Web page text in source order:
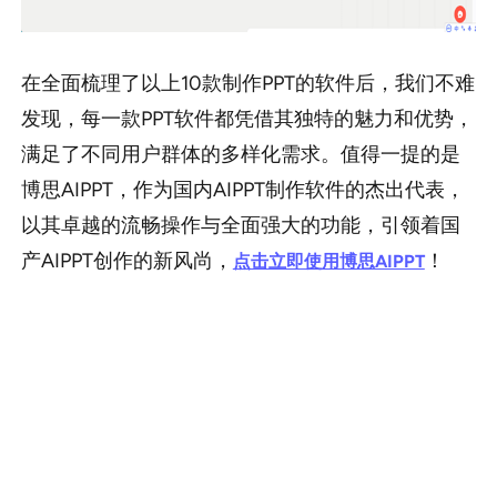
在全面梳理了以上10款制作PPT的软件后，我们不难
发现，每一款PPT软件都凭借其独特的魅力和优势，
满足了不同用户群体的多样化需求。值得一提的是
博思AIPPT，作为国内AIPPT制作软件的杰出代表，
以其卓越的流畅操作与全面强大的功能，引领着国
产AIPPT创作的新风尚， 点击立即使用博思AIPPT！